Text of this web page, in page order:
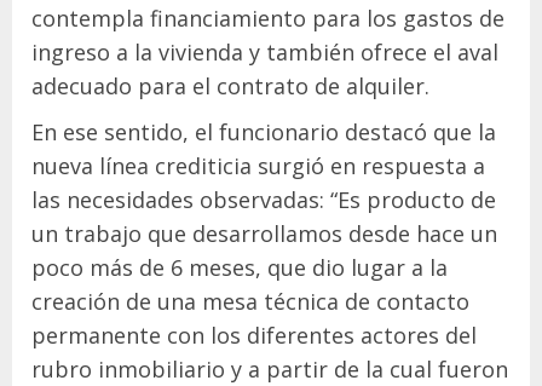
contempla financiamiento para los gastos de
ingreso a la vivienda y también ofrece el aval
adecuado para el contrato de alquiler.
En ese sentido, el funcionario destacó que la
nueva línea crediticia surgió en respuesta a
las necesidades observadas: “Es producto de
un trabajo que desarrollamos desde hace un
poco más de 6 meses, que dio lugar a la
creación de una mesa técnica de contacto
permanente con los diferentes actores del
rubro inmobiliario y a partir de la cual fueron